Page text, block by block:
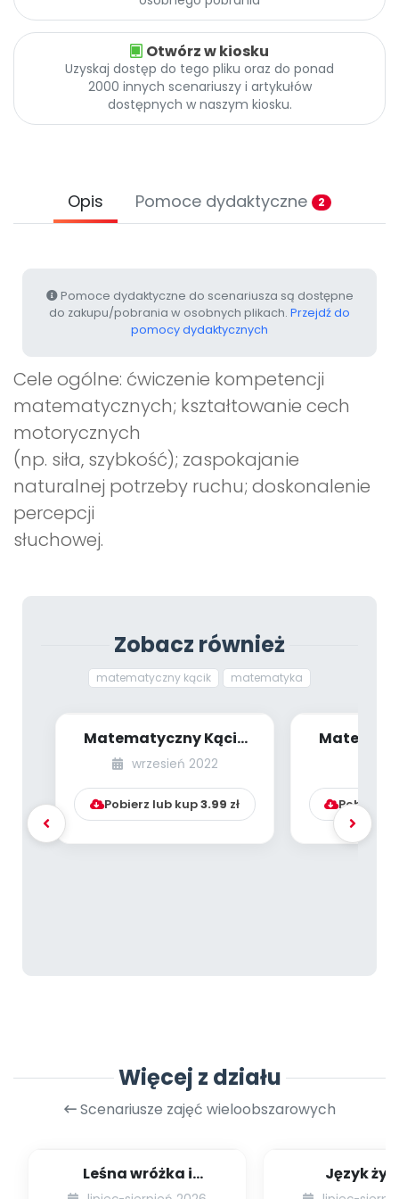
Archiwalne numery
Promocje
Otwórz w kiosku
Uzyskaj dostęp do tego pliku oraz do ponad
2000 innych scenariuszy i artykułów
dostępnych w naszym kiosku.
Opis Pomoce dydaktyczne 2
Pomoce dydaktyczne do scenariusza są dostępne
do zakupu/pobrania w osobnych plikach. Przejdź do
pomocy dydaktycznych
Cele ogólne: ćwiczenie kompetencji
matematycznych; kształtowanie cech
motorycznych
(np. siła, szybkość); zaspokajanie
naturalnej potrzeby ruchu; doskonalenie
percepcji
słuchowej.
Zobacz również
matematyczny kącik matematyka
Matematyczny Kącik
Pani Zuzi [cz. XIII]
wrzesień 2022
Pobierz lub kup3.99 zł Pobierz
Więcej z działu
Scenariusze zajęć wieloobszarowych
Leśna wróżka i
przyjaciele
Język